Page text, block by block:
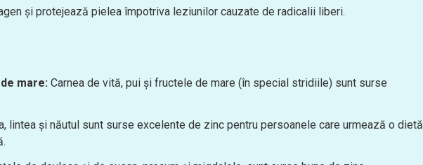
și protejează pielea împotriva leziunilor cauzate de radicalii liberi.
mare: Carnea de vită, pui și fructele de mare (în special stridiile) sunt surse
lintea și năutul sunt surse excelente de zinc pentru persoanele care urmează o dietă